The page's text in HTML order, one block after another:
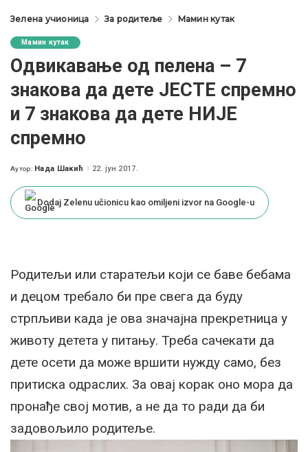
Зелена учионица За родитеље Мамин кутак
Мамин кутак
Одвикавање од пелена – 7
знакова да дете ЈЕСТЕ спремно
и 7 знакова да дете НИЈЕ
спремно
Posted
Аутор: Нада Шакић 22. јун 2017.
Dodaj Zelenu učionicu kao omiljeni izvor na Google-u
Родитељи или старатељи који се баве бебама
и децом требало би пре свега да буду
стрпљиви када је ова значајна прекретница у
животу детета у питању. Треба сачекати да
дете осети да може вршити нужду само, без
притиска одраслих. За овај корак оно мора да
пронађе свој мотив, а не да то ради да би
задовољило родитеље.